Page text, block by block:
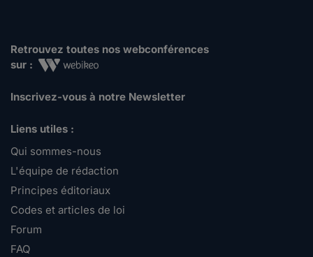
Retrouvez toutes nos webconférences
sur :
Inscrivez-vous à notre Newsletter
Liens utiles :
Qui sommes-nous
L'équipe de rédaction
Principes éditoriaux
Codes et articles de loi
Forum
FAQ